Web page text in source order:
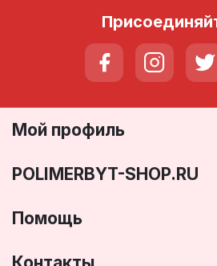
Мой профиль
POLIMERBYT-SHOP.RU
Помощь